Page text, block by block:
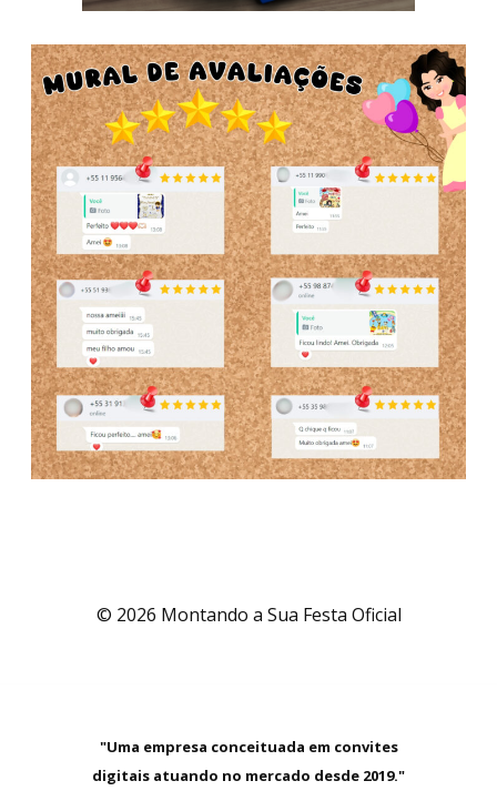
© 2026 Montando a Sua Festa Oficial
"Uma empresa conceituada em convites
digitais atuando no mercado desde 2019."